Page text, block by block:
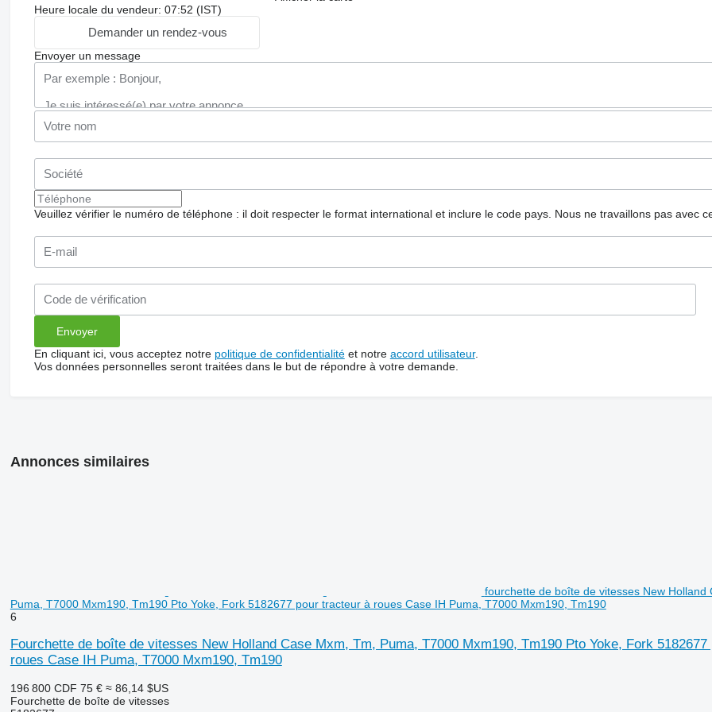
Heure locale du vendeur: 07:52 (IST)
Demander un rendez-vous
Envoyer un message
Veuillez vérifier le numéro de téléphone : il doit respecter le format international et inclure le code pays. Nous ne travaillons pas avec
En cliquant ici, vous acceptez notre politique de confidentialitéet notre accord utilisateur.
Vos données personnelles seront traitées dans le but de répondre à votre demande.
Annonces similaires
fourchette de boîte de vitesses New Holland
Puma, T7000 Mxm190, Tm190 Pto Yoke, Fork 5182677 pour tracteur à roues Case IH Puma, T7000 Mxm190, Tm190
6
Fourchette de boîte de vitesses New Holland Case Mxm, Tm, Puma, T7000 Mxm190, Tm190 Pto Yoke, Fork
roues Case IH Puma, T7000 Mxm190, Tm190
196 800 CDF 75 € ≈ 86,14 $US
Fourchette de boîte de vitesses